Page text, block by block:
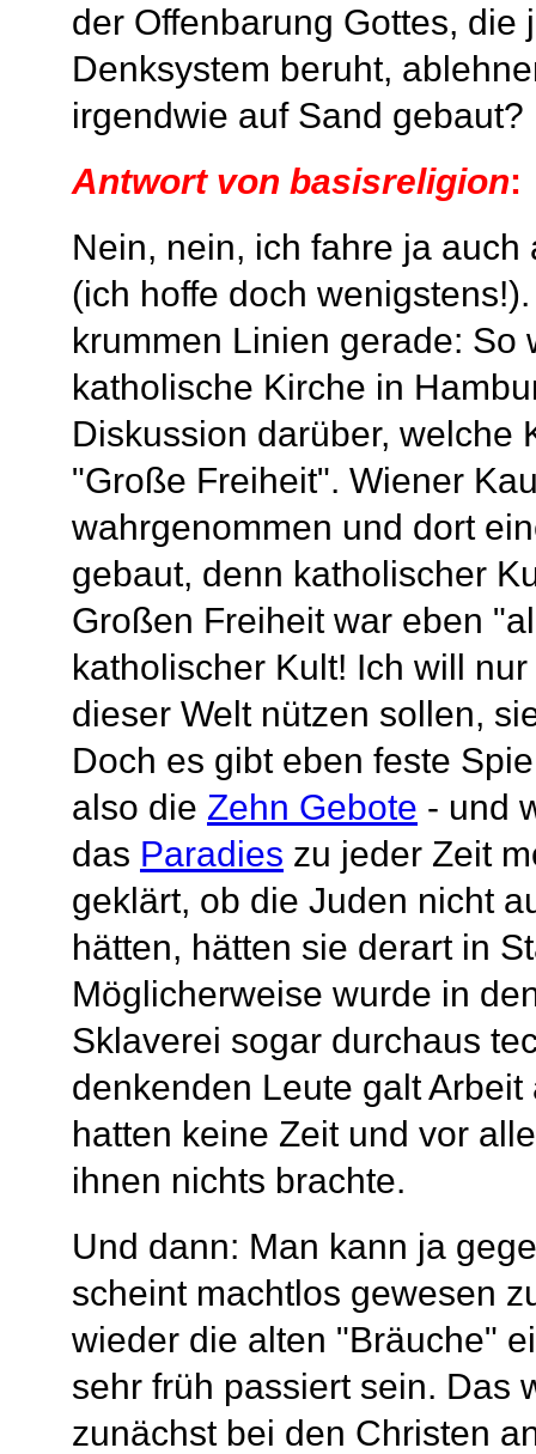
der Offenbarung Gottes,
Denksystem beruht,
irgendwie auf Sand gebaut?
Antwort von basisreligion:
Nein, nein, ich fahre ja
(ich hoffe doch
krummen Linien gerade: So
katholische Kirche in
Diskussion darüber, welche
"Große Freiheit". Wiener
wahrgenommen und dort
gebaut, denn katholischer
Großen Freiheit war eben
katholischer Kult! Ich will
dieser Welt nützen sollen,
Doch es gibt eben feste
also die Zehn Gebote - und
das Paradies zu jeder Zeit
geklärt, ob die Juden nicht
hätten, hätten sie derart in
Möglicherweise wurde in
Sklaverei sogar durchaus
denkenden Leute galt
hatten keine Zeit und vor
ihnen nichts brachte.
Und dann: Man kann ja
scheint machtlos gewesen
wieder die alten "Bräuche"
sehr früh passiert sein. Das
zunächst bei den Christen